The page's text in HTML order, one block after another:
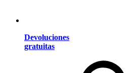
Devoluciones
gratuitas